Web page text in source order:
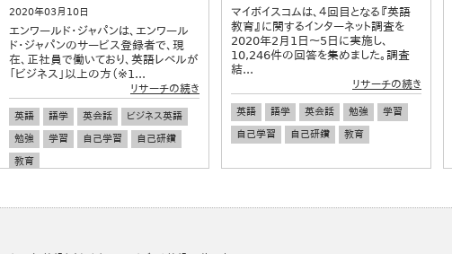
2020年03月10日
エンワールド・ジャパンは、エンワール
ド・ジャパンのサービス登録者で、現
在、正社員で働いており、英語レベルが
「ビジネス」以上の方（※1...
リサーチの続き
英語 語学 英会話
ビジネス英語
勉強
学習 自己学習
自己研鑽
教育
マイボイスコムは、４回目となる『英語
教育』に関するインターネット調査を
2020年2月1日～5日に実施し、
10,246件の回答を集めました。調査
結...
リサーチの続き
英語 語学 英会話 勉強
学習
自己学習
自己研鑽 教育